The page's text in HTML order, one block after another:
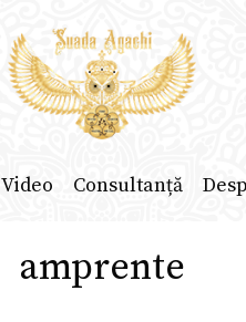
Video Consultanță
amprente